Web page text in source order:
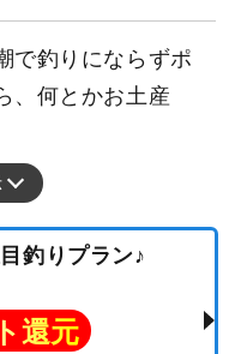
で釣りにならずポ
、何とかお土産
釣りプラン♪
還元